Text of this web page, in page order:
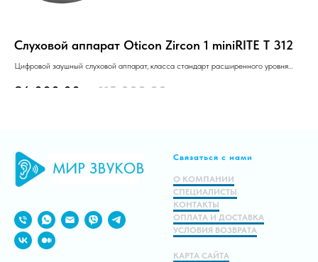
Слуховой аппарат Oticon Zircon 1 miniRITE T 312
Цифровой заушный слуховой аппарат, класса стандарт расширенного уровня
96 000.00 115 000.00
В корзину
Связаться с нами
О КОМПАНИИ
СПЕЦИАЛИСТЫ
КОНТАКТЫ
ОПЛАТА И ДОСТАВКА
УСЛОВИЯ ВОЗВРАТА
КАРТА САЙТА